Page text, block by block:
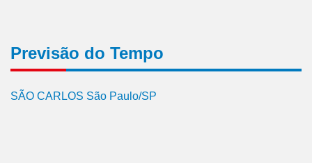
Previsão do Tempo
SÃO CARLOS São Paulo/SP